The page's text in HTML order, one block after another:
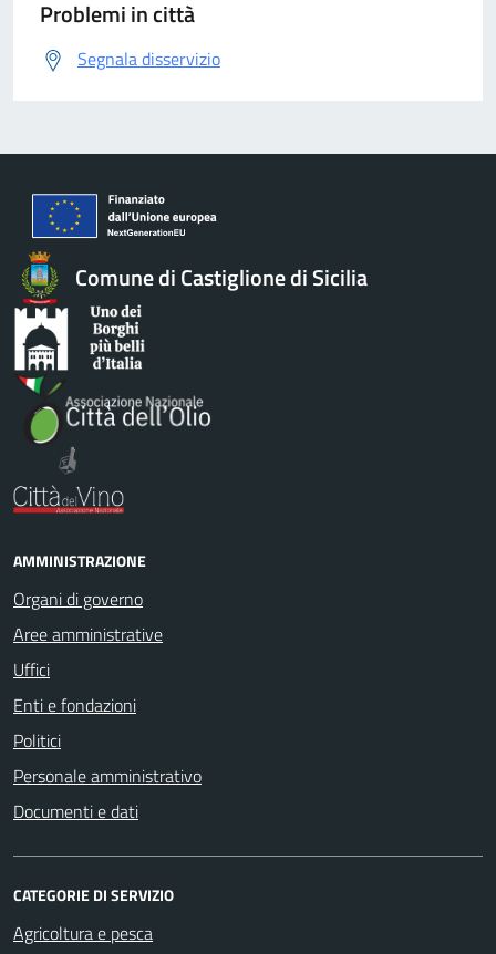
Problemi in città
Segnala disservizio
Comune di Castiglione di Sicilia
AMMINISTRAZIONE
Organi di governo
Aree amministrative
Uffici
Enti e fondazioni
Politici
Personale amministrativo
Documenti e dati
CATEGORIE DI SERVIZIO
Agricoltura e pesca